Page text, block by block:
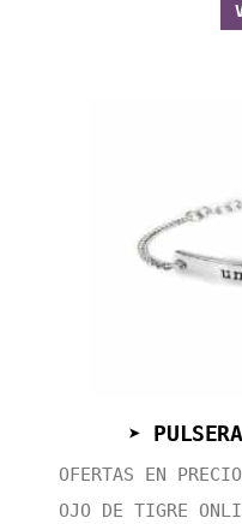
➤
OFERTAS EN
OJO DE TIGRE